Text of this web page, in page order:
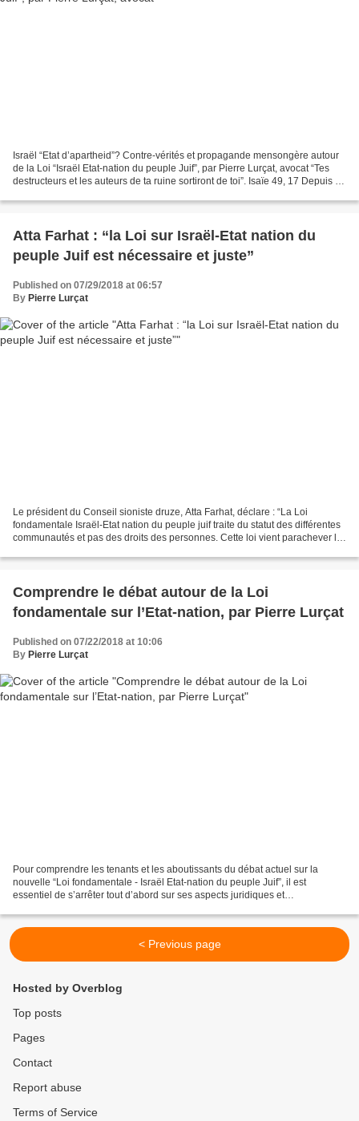
Israël “Etat d’apartheid”? Contre-vérités et propagande mensongère autour
de la Loi “Israël Etat-nation du peuple Juif”, par Pierre Lurçat, avocat “Tes
destructeurs et les auteurs de ta ruine sortiront de toi”. Isaïe 49, 17 Depuis le
Atta Farhat : “la Loi sur Israël-Etat nation du
peuple Juif est nécessaire et juste”
Published on 07/29/2018 at 06:57
By Pierre Lurçat
Le président du Conseil sioniste druze, Atta Farhat, déclare : “La Loi
fondamentale Israël-Etat nation du peuple juif traite du statut des différentes
communautés et pas des droits des personnes. Cette loi vient parachever la
Comprendre le débat autour de la Loi
fondamentale sur l’Etat-nation, par Pierre Lurçat
Published on 07/22/2018 at 10:06
By Pierre Lurçat
Pour comprendre les tenants et les aboutissants du débat actuel sur la
nouvelle “Loi fondamentale - Israël Etat-nation du peuple Juif”, il est
essentiel de s’arrêter tout d’abord sur ses aspects juridiques et
< Previous page
Hosted by Overblog
Top posts
Pages
Contact
Report abuse
Terms of Service